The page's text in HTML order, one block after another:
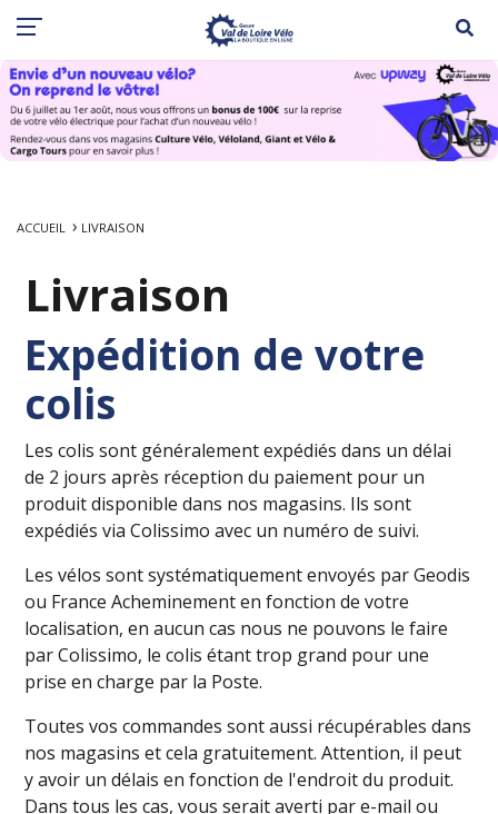
ACCUEIL LIVRAISON
Livraison
Expédition de votre
colis
Les colis sont généralement expédiés dans un délai
de 2 jours après réception du paiement pour un
produit disponible dans nos magasins. Ils sont
expédiés via Colissimo avec un numéro de suivi.
Les vélos sont systématiquement envoyés par Geodis
ou France Acheminement en fonction de votre
localisation, en aucun cas nous ne pouvons le faire
par Colissimo, le colis étant trop grand pour une
prise en charge par la Poste.
Toutes vos commandes sont aussi récupérables dans
nos magasins et cela gratuitement. Attention, il peut
y avoir un délais en fonction de l'endroit du produit.
Dans tous les cas, vous serait averti par e-mail ou